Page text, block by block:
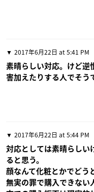
2017年6月22日 at 5:41 PM
素晴らしい対応。けど逆
害加えたりする人でそう
2017年6月22日 at 5:44 PM
対応としては素晴らしい
ると思う。
顔なんて化粧とかでどう
無実の罪で購入できない